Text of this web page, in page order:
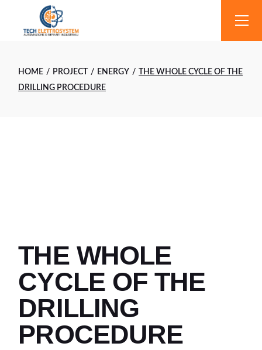
content
HOME PROJECT ENERGY
THE WHOLE CYCLE OF THE
DRILLING PROCEDURE
THE WHOLE
CYCLE OF THE
DRILLING
PROCEDURE